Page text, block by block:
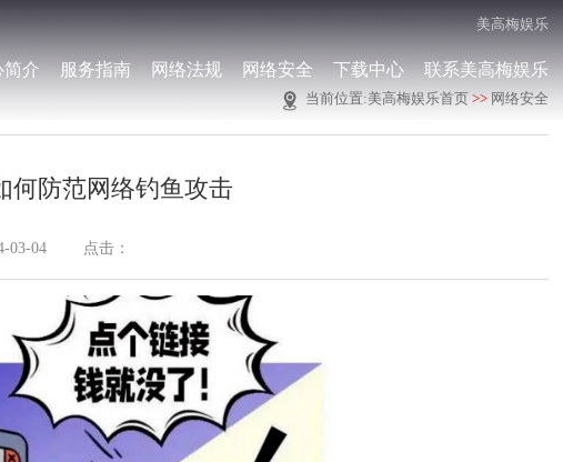
美高梅娱乐
简介 服务指南 网络法规 网络安全 下载中心 联系美高梅娱乐
当前位置:美高梅娱乐首页 >> 网络安全
防范网络钓鱼攻击
03-04 点击：